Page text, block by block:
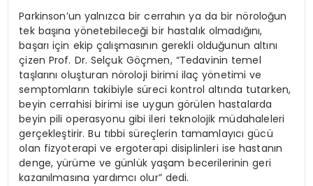
Parkinson’un yalnızca bir cerrahın ya da bir nöroloğun
tek başına yönetebileceği bir hastalık olmadığını,
başarı için ekip çalışmasının gerekli olduğunun altını
çizen Prof. Dr. Selçuk Göçmen, “Tedavinin temel
taşlarını oluşturan nöroloji birimi ilaç yönetimi ve
semptomların takibiyle süreci kontrol altında tutarken,
beyin cerrahisi birimi ise uygun görülen hastalarda
beyin pili operasyonu gibi ileri teknolojik müdahaleleri
gerçekleştirir. Bu tıbbi süreçlerin tamamlayıcı gücü
olan fizyoterapi ve ergoterapi disiplinleri ise hastanın
denge, yürüme ve günlük yaşam becerilerinin geri
kazanılmasına yardımcı olur” dedi.